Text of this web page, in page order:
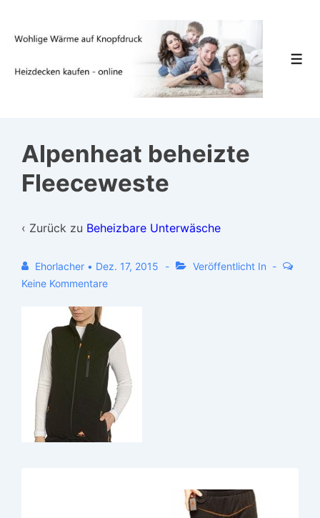
Alpenheat beheizte
Fleeceweste
‹ Zurück zu Beheizbare Unterwäsche
Ehorlacher • Dez. 17, 2015
Veröffentlicht In
Keine Kommentare